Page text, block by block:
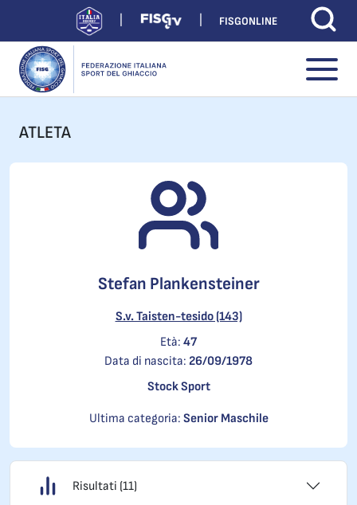
FISGONLINE
ATLETA
Stefan Plankensteiner
S.v. Taisten-tesido (143)
Età: 47
Data di nascita: 26/09/1978
Stock Sport
Ultima categoria: Senior Maschile
Risultati (11)